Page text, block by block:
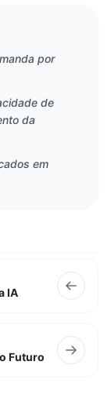
por
de
da
em
IA
Futuro